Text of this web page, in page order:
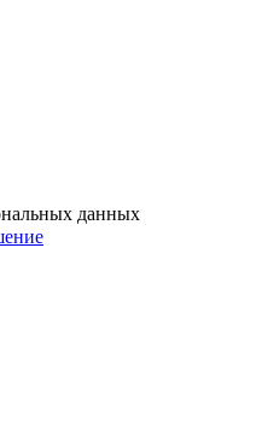
данных